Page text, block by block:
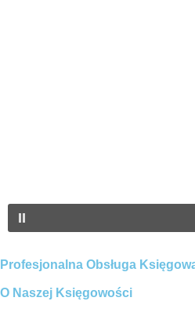
Profesjonalna Obsługa
O Naszej Księgowości